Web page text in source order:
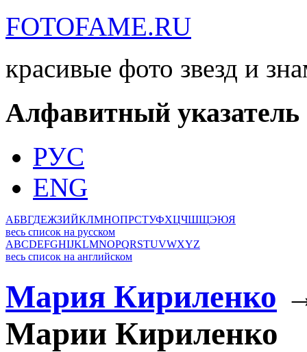
FOTOFAME.RU
красивые фото звезд и
Алфавитный указатель
РУС
ENG
АБВГДЕЖЗИЙКЛМНОПРСТУФХЦЧШЩЭЮЯ
весь список на русском
ABCDEFGHIJKLMNOPQRSTUVWXYZ
весь список на английском
Мария Кириленко
Марии Кириленко